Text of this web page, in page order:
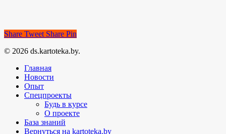
Share Tweet Share Pin
© 2026 ds.kartoteka.by.
Главная
Новости
Опыт
Спецпроекты
Будь в курсе
О проекте
База знаний
Вернуться на kartoteka.by